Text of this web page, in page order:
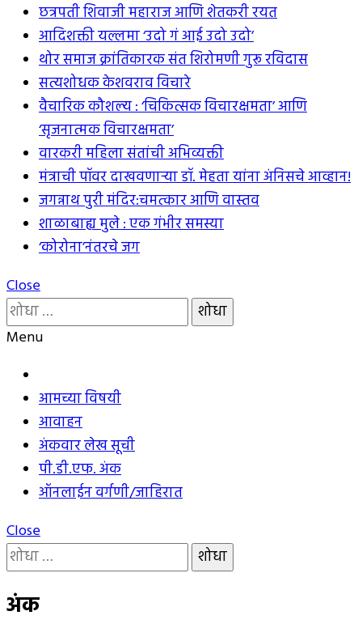
छत्रपती शिवाजी महाराज आणि शेतकरी रयत
आदिशक्ती यल्लमा ‘उदो गं आई उदो उदो’
थोर समाज क्रांतिकारक संत शिरोमणी गुरू रविदास
सत्यशोधक केशवराव विचारे
वैचारिक कौशल्य : ‘चिकित्सक विचारक्षमता’ आणि
‘सृजनात्मक विचारक्षमता’
वारकरी महिला संतांची अभिव्यक्ती
मंत्राची पॉवर दाखवणार्‍या डॉ. मेहता यांना अंनिसचे आव्हान!
जगन्नाथ पुरी मंदिर:चमत्कार आणि वास्तव
शाळाबाह्य मुले : एक गंभीर समस्या
‘कोरोना’नंतरचे जग
Close
यांचा
शोध
Menu
आमच्या विषयी
आवाहन
अंकवार लेख सूची
पी.डी.एफ. अंक
ऑनलाईन वर्गणी/जाहिरात
Close
यांचा
शोध
घ्या
अंक